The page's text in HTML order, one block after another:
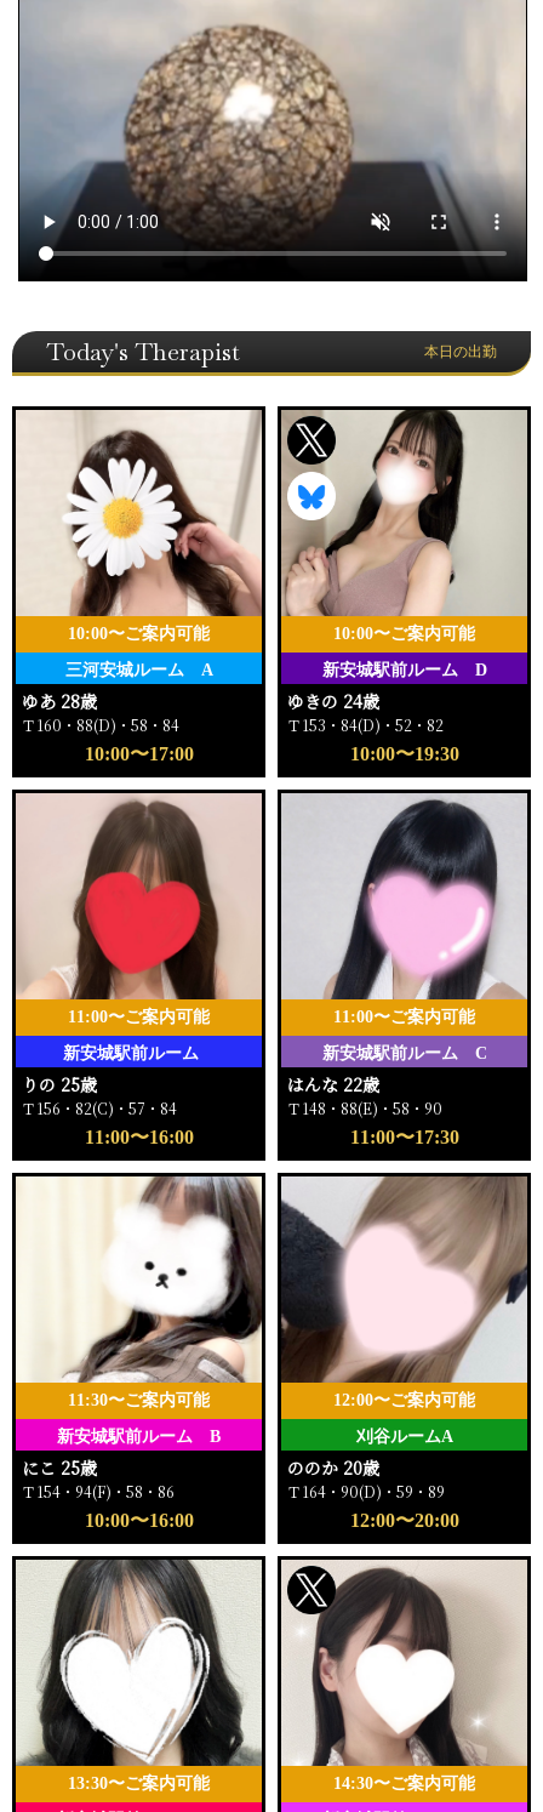
Today's Therapist 本日の出勤
三河安城ルーム A
10:00〜ご案内可能
ゆあ 28歳
Ｔ160・88(D)・58・84
10:00〜17:00
新安城駅前ルーム D
10:00〜ご案内可能
ゆきの 24歳
Ｔ153・84(D)・52・82
10:00〜19:30
新安城駅前ルーム
11:00〜ご案内可能
りの 25歳
Ｔ156・82(C)・57・84
11:00〜16:00
新安城駅前ルーム C
11:00〜ご案内可能
はんな 22歳
Ｔ148・88(E)・58・90
11:00〜17:30
新安城駅前ルーム B
11:30〜ご案内可能
にこ 25歳
Ｔ154・94(F)・58・86
10:00〜16:00
刈谷ルームA
12:00〜ご案内可能
ののか 20歳
Ｔ164・90(D)・59・89
12:00〜20:00
13:30〜ご案内可能
14:30〜ご案内可能